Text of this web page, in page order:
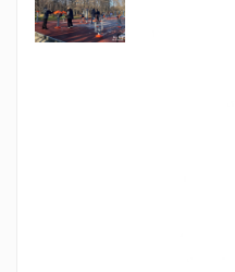
Игровые комплексы